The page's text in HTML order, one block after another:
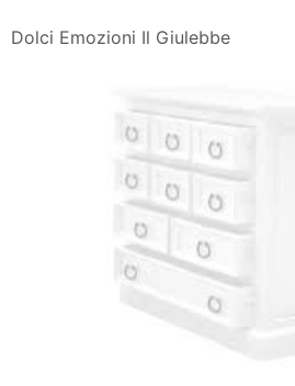
Dolci Emozioni Il Giulebbe